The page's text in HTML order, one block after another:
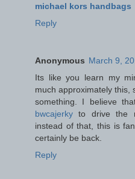
michael kors handbags
Reply
Anonymous March 9,
Its like you learn my
much approximately this,
something. I believe
bwcajerky to drive the
instead of that, this is
certainly be back.
Reply